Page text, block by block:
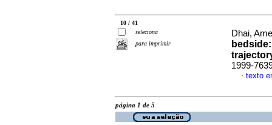
10 / 41
seleciona
para imprimir
Dhai,
1999-
· texto
página 1 de 5